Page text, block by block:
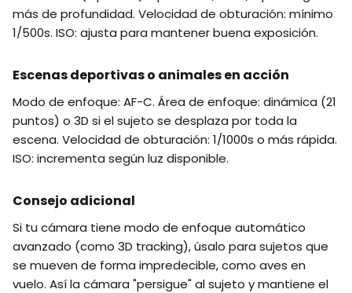
más de profundidad. Velocidad de obturación: mínimo
1/500s. ISO: ajusta para mantener buena exposición.
Escenas deportivas o animales en acción
Modo de enfoque: AF-C. Área de enfoque: dinámica (21
puntos) o 3D si el sujeto se desplaza por toda la
escena. Velocidad de obturación: 1/1000s o más rápida.
ISO: incrementa según luz disponible.
Consejo adicional
Si tu cámara tiene modo de enfoque automático
avanzado (como 3D tracking), úsalo para sujetos que
se mueven de forma impredecible, como aves en
vuelo. Así la cámara "persigue" al sujeto y mantiene el